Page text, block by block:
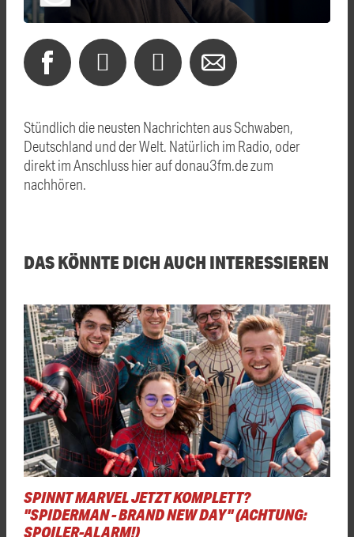
Stündlich die neusten Nachrichten aus Schwaben,
Deutschland und der Welt. Natürlich im Radio, oder
direkt im Anschluss hier auf donau3fm.de zum
nachhören.
DAS KÖNNTE DICH AUCH INTERESSIEREN
SPINNT MARVEL JETZT KOMPLETT?
"SPIDERMAN - BRAND NEW DAY" (ACHTUNG:
SPOILER-ALARM!)